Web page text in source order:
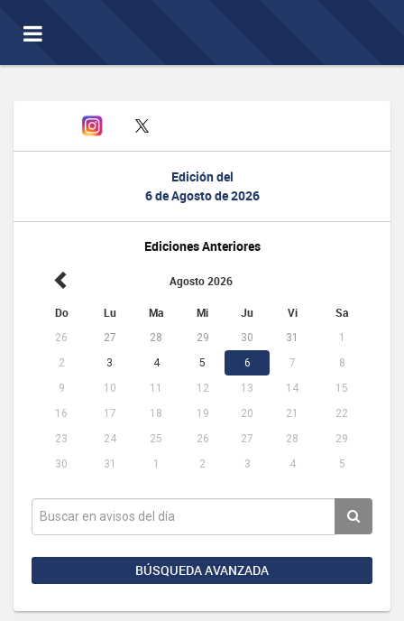
Toggle
navigation
Edición del
6 de Agosto de 2026
Ediciones Anteriores
Agosto 2026
Do Lu Ma Mi Ju Vi Sa
26 27 28 29 30 31
1
2
3 4 5 6 7
8
9
10 11 12 13 14
15
16
17 18 19 20 21
22
23
24 25 26 27 28
29
30
31 1 2 3 4 5
BÚSQUEDA AVANZADA